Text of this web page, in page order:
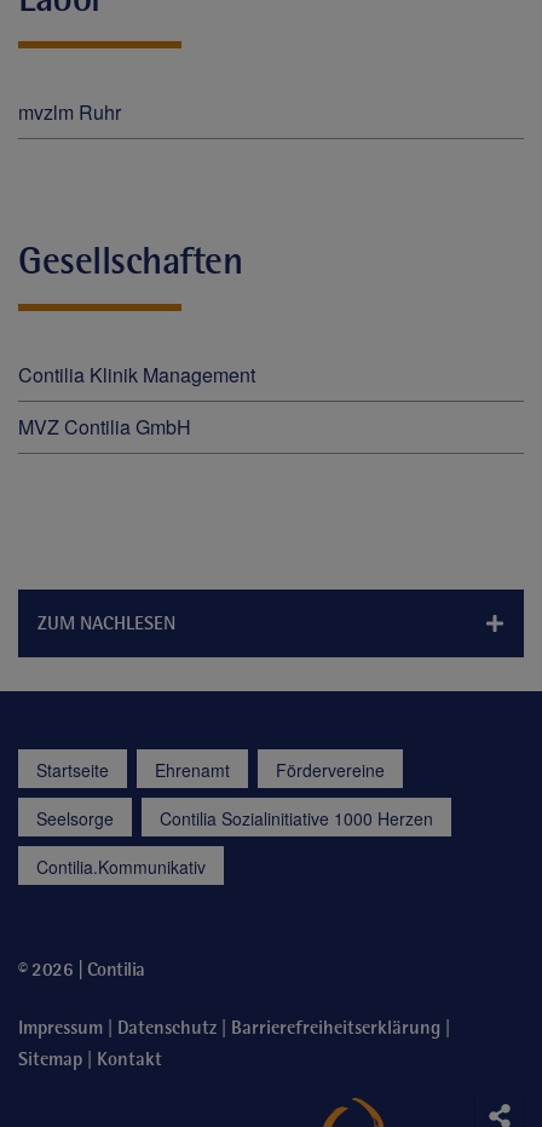
mvzlm Ruhr
Gesellschaften
Contilia Klinik Management
MVZ Contilia GmbH
ZUM NACHLESEN
Startseite Ehrenamt
Fördervereine
Seelsorge
Contilia Sozialinitiative 1000 Herzen
Contilia.Kommunikativ
© 2026 | Contilia
Impressum | Datenschutz | Barrierefreiheitserklärung |
Sitemap | Kontakt